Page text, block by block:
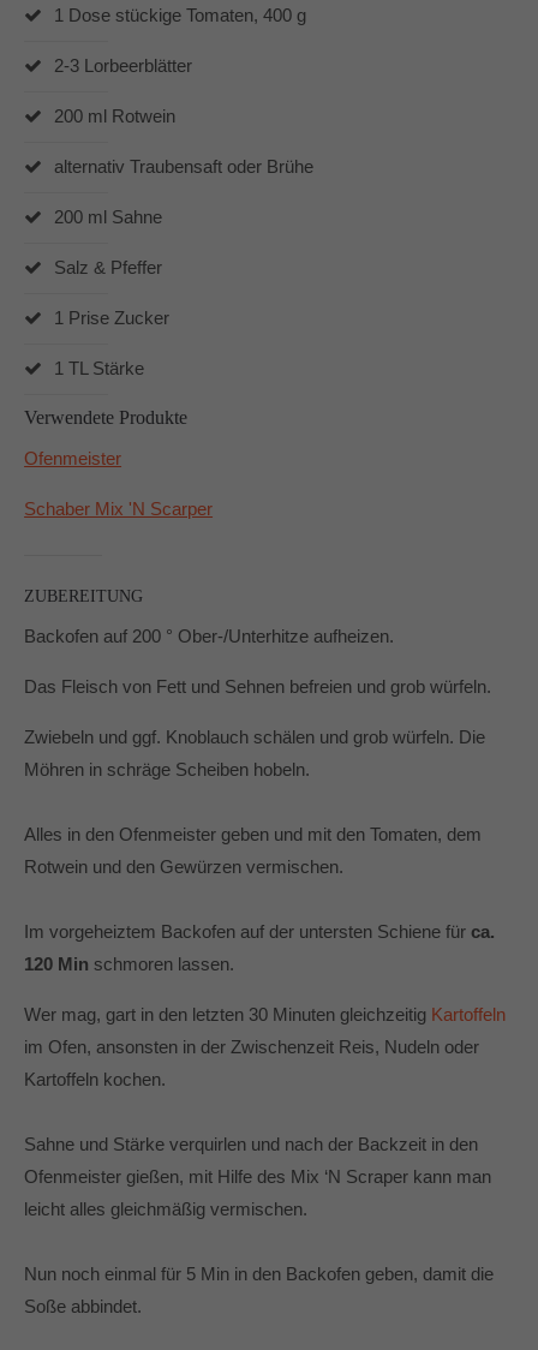
1 Dose stückige Tomaten, 400 g
2-3 Lorbeerblätter
200 ml Rotwein
alternativ Traubensaft oder Brühe
200 ml Sahne
Salz & Pfeffer
1 Prise Zucker
1 TL Stärke
Verwendete Produkte
Ofenmeister
Schaber Mix 'N Scarper
ZUBEREITUNG
Backofen auf 200 ° Ober-/Unterhitze aufheizen.
Das Fleisch von Fett und Sehnen befreien und grob würfeln.
Zwiebeln und ggf. Knoblauch schälen und grob würfeln. Die
Möhren in schräge Scheiben hobeln.
Alles in den Ofenmeister geben und mit den Tomaten, dem
Rotwein und den Gewürzen vermischen.
Im vorgeheiztem Backofen auf der untersten Schiene fürca.
120 Min schmoren lassen.
Wer mag, gart in den letzten 30 Minuten gleichzeitig Kartoffeln
im Ofen, ansonsten in der Zwischenzeit Reis, Nudeln oder
Kartoffeln kochen.
Sahne und Stärke verquirlen und nach der Backzeit in den
Ofenmeister gießen, mit Hilfe des Mix ‘N Scraper kann man
leicht alles gleichmäßig vermischen.
Nun noch einmal für 5 Min in den Backofen geben, damit die
Soße abbindet.